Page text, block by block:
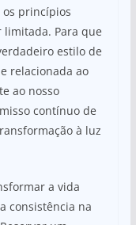
princípios
limitada. Para que
estilo de
relacionada ao
ao nosso
contínuo de
à luz
a vida
consistência na